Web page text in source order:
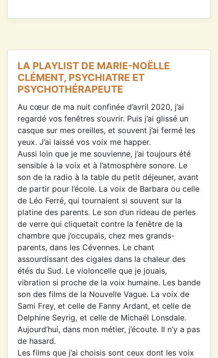
LA PLAYLIST DE MARIE-NOËLLE
CLÉMENT, PSYCHIATRE ET
PSYCHOTHÉRAPEUTE
Au cœur de ma nuit confinée d’avril 2020, j’ai
regardé vos fenêtres s’ouvrir. Puis j’ai glissé un
casque sur mes oreilles, et souvent j’ai fermé les
yeux. J’ai laissé vos voix me happer.
Aussi loin que je me souvienne, j’ai toujours été
sensible à la voix et à l’atmosphère sonore. Le
son de la radio à la table du petit déjeuner, avant
de partir pour l’école. La voix de Barbara ou celle
de Léo Ferré, qui tournaient si souvent sur la
platine des parents. Le son d’un rideau de perles
de verre qui cliquetait contre la fenêtre de la
chambre que j’occupais, chez mes grands-
parents, dans les Cévennes. Le chant
assourdissant des cigales dans la chaleur des
étés du Sud. Le violoncelle que je jouais,
vibration si proche de la voix humaine. Les bande
son des films de la Nouvelle Vague. La voix de
Sami Frey, et celle de Fanny Ardant, et celle de
Delphine Seyrig, et celle de Michaël Lonsdale.
Aujourd’hui, dans mon métier, j’écoute. Il n’y a pas
de hasard.
Les films que j’ai choisis sont ceux dont les voix